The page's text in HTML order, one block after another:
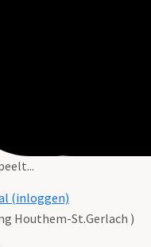
(inloggen)
Houthem-St.Gerlach )